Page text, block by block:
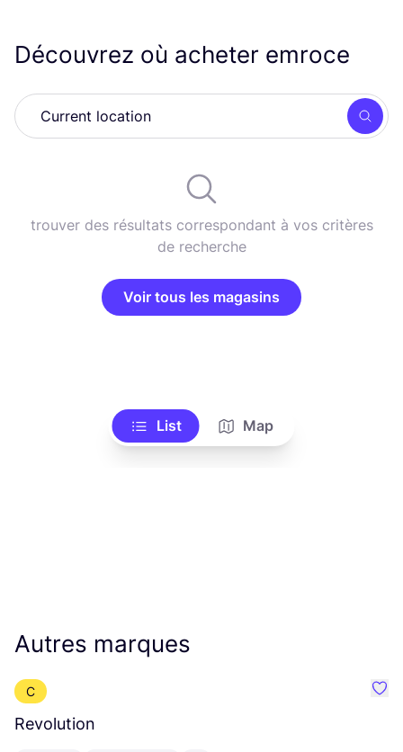
Découvrez où acheter emroce
trouver des résultats correspondant à vos critères
de recherche
Voir tous les magasins
List Map
Autres marques
C
Revolution